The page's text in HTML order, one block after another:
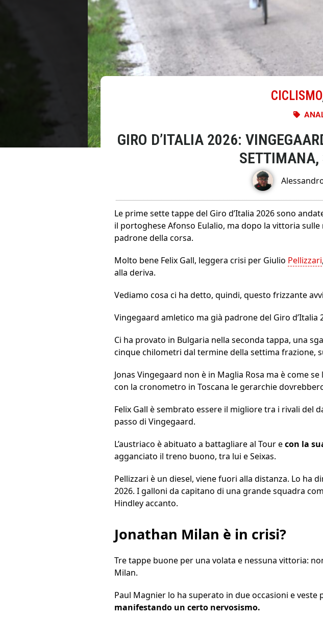
CICLISMO
GIRO D’ITALIA 2026:
SETTIMANA,
Le prime sette tappe del Giro d’Italia 2026 sono
il portoghese Afonso Eulalio, ma dopo la vittoria
padrone della corsa.
Molto bene Felix Gall, leggera crisi per Giulio Pellizzari
alla deriva.
Vediamo cosa ci ha detto, quindi, questo frizzante
Vingegaard amletico ma già padrone del Giro d’Italia
Ci ha provato in Bulgaria nella seconda tappa, una
cinque chilometri dal termine della settima frazione,
Jonas Vingegaard non è in Maglia Rosa ma è come
con la cronometro in Toscana le gerarchie
Felix Gall è sembrato essere il migliore tra i rivali del
passo di Vingegaard.
L’austriaco è abituato a battagliare al Tour econ la
agganciato il treno buono, tra lui e Seixas.
Pellizzari è un diesel, viene fuori alla distanza. Lo ha
2026. I galloni da capitano di una grande squadra
Hindley accanto.
Jonathan Milan è in crisi?
Tre tappe buone per una volata e nessuna vittoria:
Milan.
Paul Magnier lo ha superato in due occasioni e veste
manifestando un certo nervosismo.